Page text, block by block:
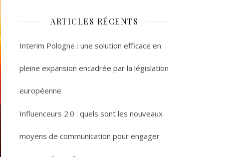
ARTICLES RÉCENTS
Interim Pologne : une solution efficace en
pleine expansion encadrée par la législation
européenne
Influenceurs 2.0 : quels sont les nouveaux
moyens de communication pour engager